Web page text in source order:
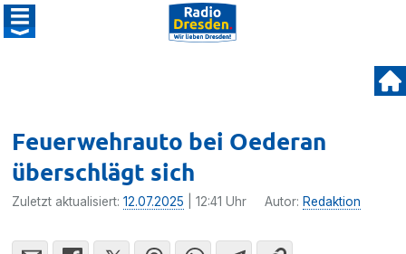
Feuerwehrauto bei Oederan
überschlägt sich
Zuletzt aktualisiert:12.07.2025 | 12:41 Uhr Autor: Redaktion